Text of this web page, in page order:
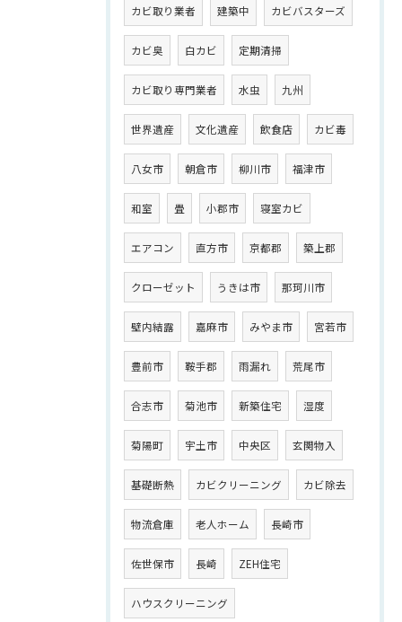
カビ取り業者 建築中 カビバスターズ
カビ臭 白カビ 定期清掃
カビ取り専門業者 水虫 九州
世界遺産 文化遺産 飲食店 カビ毒
八女市 朝倉市 柳川市 福津市
和室 畳 小郡市 寝室カビ
エアコン 直方市 京都郡 築上郡
クローゼット うきは市 那珂川市
壁内結露 嘉麻市 みやま市 宮若市
豊前市 鞍手郡 雨漏れ 荒尾市
合志市 菊池市 新築住宅 湿度
菊陽町 宇土市 中央区 玄関物入
基礎断熱 カビクリーニング カビ除去
物流倉庫 老人ホーム 長崎市
佐世保市 長崎 ZEH住宅
ハウスクリーニング